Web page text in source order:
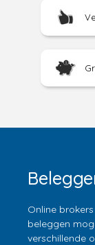
Online
beleggen
verschillende